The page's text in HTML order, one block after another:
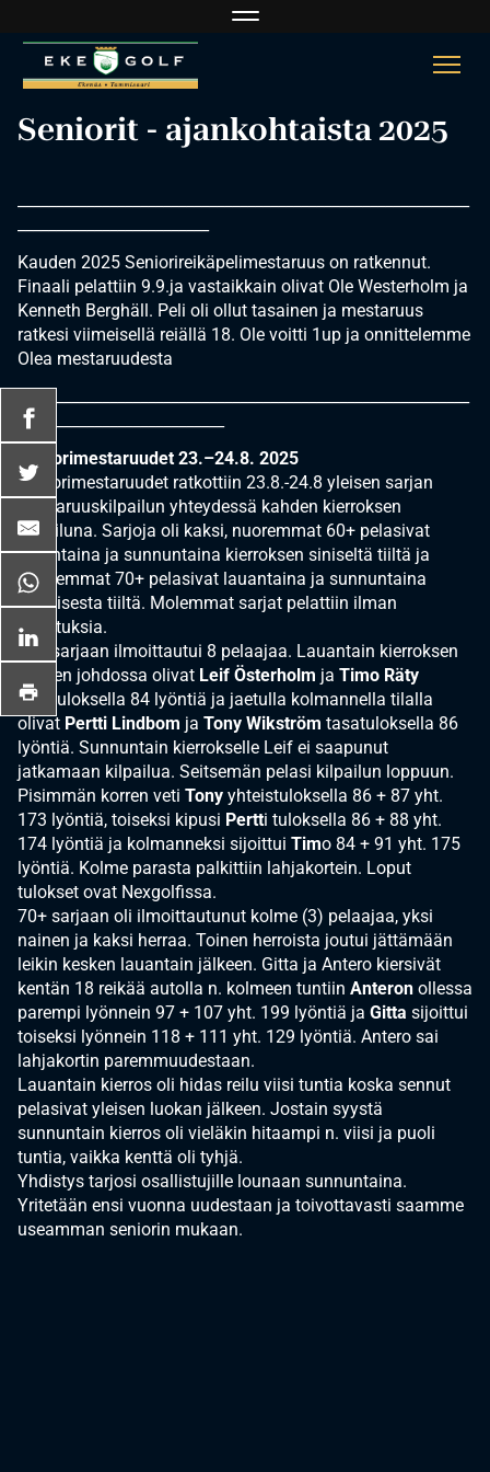
Navigaatio
Seniorit - ajankohtaista 2025
Kauden 2025 Seniorireikäpelimestaruus on ratkennut.
Finaali pelattiin 9.9.ja vastaikkain olivat Ole Westerholm ja
Kenneth Berghäll. Peli oli ollut tasainen ja mestaruus
ratkesi viimeisellä reiällä 18. Ole voitti 1up ja onnittelemme
Olea mestaruudesta
___________________________________________________________
___________________________
Seniorimestaruudet 23.–24.8. 2025
Seniorimestaruudet ratkottiin 23.8.-24.8 yleisen sarjan
mestaruuskilpailun yhteydessä kahden kierroksen
kilpailuna. Sarjoja oli kaksi, nuoremmat 60+ pelasivat
lauantaina ja sunnuntaina kierroksen siniseltä tiiltä ja
vanhemmat 70+ pelasivat lauantaina ja sunnuntaina
punaisesta tiiltä. Molemmat sarjat pelattiin ilman
tasoituksia.
60+ sarjaan ilmoittautui 8 pelaajaa. Lauantain kierroksen
jälkeen johdossa olivat Leif Österholm ja Timo Räty
tasatuloksella 84 lyöntiä ja jaetulla kolmannella tilalla
olivat Pertti Lindbom ja Tony Wikström tasatuloksella 86
lyöntiä. Sunnuntain kierrokselle Leif ei saapunut
jatkamaan kilpailua. Seitsemän pelasi kilpailun loppuun.
Pisimmän korren veti Tony yhteistuloksella 86 + 87 yht.
173 lyöntiä, toiseksi kipusi Pertti tuloksella 86 + 88 yht.
174 lyöntiä ja kolmanneksi sijoittui Timo 84 + 91 yht. 175
lyöntiä. Kolme parasta palkittiin lahjakortein. Loput
tulokset ovat Nexgolfissa.
70+ sarjaan oli ilmoittautunut kolme (3) pelaajaa, yksi
nainen ja kaksi herraa. Toinen herroista joutui jättämään
leikin kesken lauantain jälkeen. Gitta ja Antero kiersivät
kentän 18 reikää autolla n. kolmeen tuntiin Anteron ollessa
parempi lyönnein 97 + 107 yht. 199 lyöntiä ja Gitta sijoittui
toiseksi lyönnein 118 + 111 yht. 129 lyöntiä. Antero sai
lahjakortin paremmuudestaan.
Lauantain kierros oli hidas reilu viisi tuntia koska sennut
pelasivat yleisen luokan jälkeen. Jostain syystä
sunnuntain kierros oli vieläkin hitaampi n. viisi ja puoli
tuntia, vaikka kenttä oli tyhjä.
Yhdistys tarjosi osallistujille lounaan sunnuntaina.
Yritetään ensi vuonna uudestaan ja toivottavasti saamme
useamman seniorin mukaan.